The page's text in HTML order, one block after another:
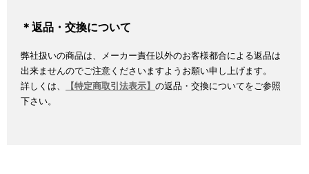
＊返品・交換について
弊社扱いの商品は、メーカー責任以外のお客様都合による返品は
出来ませんのでご注意くださいますようお願い申し上げます。
詳しくは、
【特定商取引法表示】 の返品・交換についてをご参照
下さい。